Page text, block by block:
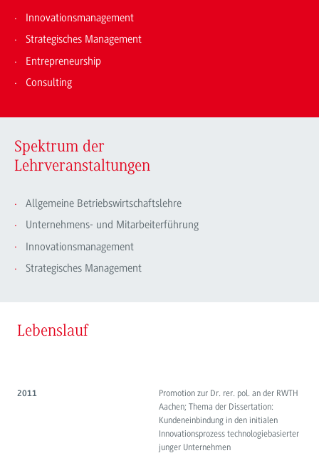
Innovationsmanagement
Strategisches Management
Entrepreneurship
Consulting
Spektrum der
Lehrveranstaltungen
Allgemeine Betriebswirtschaftslehre
Unternehmens- und Mitarbeiterführung
Innovationsmanagement
Strategisches Management
Lebenslauf
2011
Promotion zur Dr. rer. pol. an der RWTH
Aachen; Thema der Dissertation:
Kundeneinbindung in den initialen
Innovationsprozess technologiebasierter
junger Unternehmen